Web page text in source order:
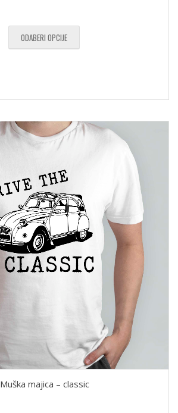
ODABERI OPCIJE
Muška majica – classic